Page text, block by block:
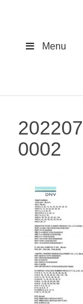
Menu
0002